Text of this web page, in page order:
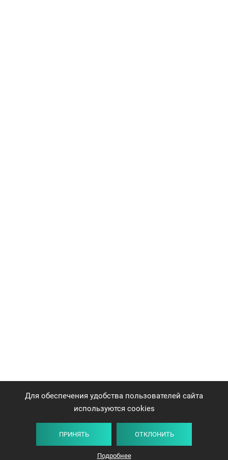
Плитка Карта Список
Для обеспечения удобства пользователей сайта
используются cookies
ПРИНЯТЬ ОТКЛОНИТЬ
Подробнее